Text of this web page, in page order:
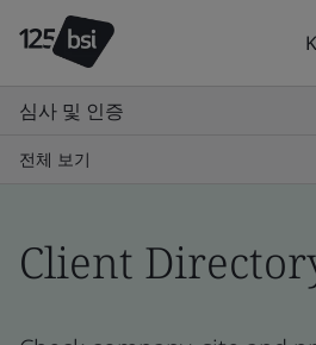
심사 및 인증
전체 보기
Client